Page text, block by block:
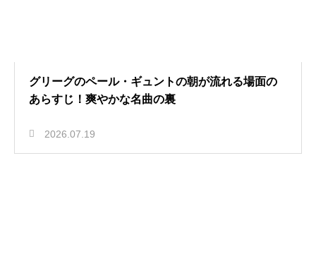
グリーグのペール・ギュントの朝が流れる場面の
あらすじ！爽やかな名曲の裏
2026.07.19